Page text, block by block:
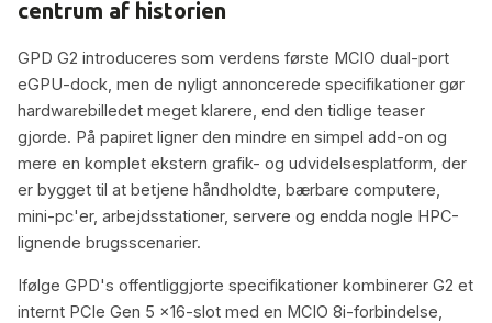
centrum af historien
GPD G2 introduceres som verdens første MCIO dual-port
eGPU-dock, men de nyligt annoncerede specifikationer gør
hardwarebilledet meget klarere, end den tidlige teaser
gjorde. På papiret ligner den mindre en simpel add-on og
mere en komplet ekstern grafik- og udvidelsesplatform, der
er bygget til at betjene håndholdte, bærbare computere,
mini-pc'er, arbejdsstationer, servere og endda nogle HPC-
lignende brugsscenarier.
Ifølge GPD's offentliggjorte specifikationer kombinerer G2 et
internt PCIe Gen 5 x16-slot med en MCIO 8i-forbindelse,